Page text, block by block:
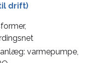
drift)
varmepumpe,